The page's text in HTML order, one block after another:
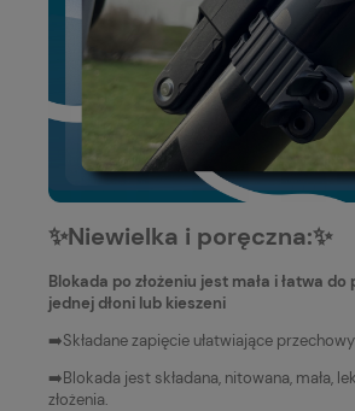
✨Niewielka i poręczna:✨
Blokada po złożeniu jest mała i łatwa
jednej dłoni lub kieszeni
➡️Składane zapięcie ułatwiające
➡️Blokada jest składana, nitowana, mała,
złożenia.